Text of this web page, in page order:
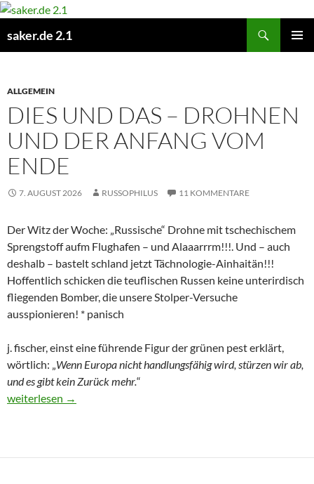
Zum
springen
saker.de 2.1
ALLGEMEIN
DIES UND DAS – DROHNEN
UND DER ANFANG VOM
ENDE
7. AUGUST 2026 RUSSOPHILUS 11 KOMMENTARE
Der Witz der Woche: „Russische“ Drohne mit tschechischem
Sprengstoff aufm Flughafen – und Alaaarrrm!!!. Und – auch
deshalb – bastelt schland jetzt Tächnologie-Ainhaitän!!!
Hoffentlich schicken die teuflischen Russen keine unterirdisch
fliegenden Bomber, die unsere Stolper-Versuche
ausspionieren! * panisch
j. fischer, einst eine führende Figur der grünen pest erklärt,
wörtlich: „Wenn Europa nicht handlungsfähig wird, stürzen wir ab,
und es gibt kein Zurück mehr.“
Dies und Das – Drohnen und der Anfang vom Ende
weiterlesen →